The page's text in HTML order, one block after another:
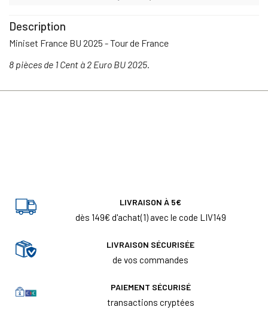
Description
Miniset France BU 2025 - Tour de France
8 pièces de 1 Cent à 2 Euro BU 2025
LIVRAISON À 5€
dès 149€ d'achat(1) avec le code LIV149
LIVRAISON SÉCURISÉE
de vos commandes
PAIEMENT SÉCURISÉ
transactions cryptées